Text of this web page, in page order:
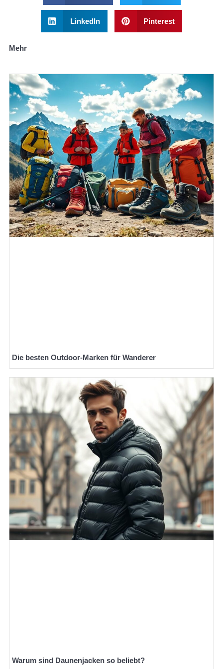
LinkedIn Pinterest
Mehr
Die besten Outdoor-Marken für Wanderer
Warum sind Daunenjacken so beliebt?